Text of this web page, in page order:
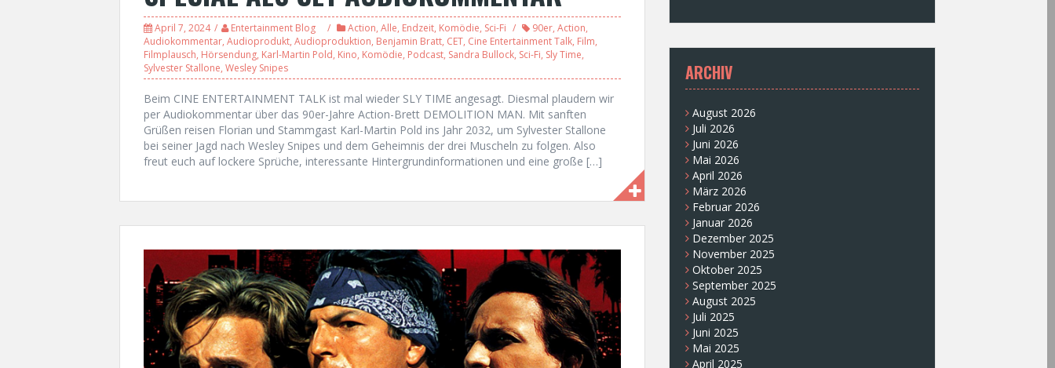
April 7, 2024 Entertainment Blog Action, Alle, Endzeit, Komödie, Sci-Fi 90er, Action,
Audiokommentar, Audioprodukt, Audioproduktion, Benjamin Bratt, CET, Cine Entertainment Talk, Film,
Filmplausch, Hörsendung, Karl-Martin Pold, Kino, Komödie, Podcast, Sandra Bullock, Sci-Fi, Sly Time,
Sylvester Stallone, Wesley Snipes
Beim CINE ENTERTAINMENT TALK ist mal wieder SLY TIME angesagt. Diesmal plaudern wir
per Audiokommentar über das 90er-Jahre Action-Brett DEMOLITION MAN. Mit sanften
Grüßen reisen Florian und Stammgast Karl-Martin Pold ins Jahr 2032, um Sylvester Stallone
bei seiner Jagd nach Wesley Snipes und dem Geheimnis der drei Muscheln zu folgen. Also
freut euch auf lockere Sprüche, interessante Hintergrundinformationen und eine große […]
ARCHIV
August 2026
Juli 2026
Juni 2026
Mai 2026
April 2026
März 2026
Februar 2026
Januar 2026
Dezember 2025
November 2025
Oktober 2025
September 2025
August 2025
Juli 2025
Juni 2025
Mai 2025
April 2025